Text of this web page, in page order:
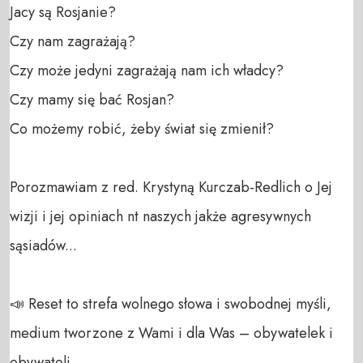
Jacy są Rosjanie?
Czy nam zagrażają?
Czy może jedyni zagrażają nam ich władcy?
Czy mamy się bać Rosjan?
Co możemy robić, żeby świat się zmienił?
Porozmawiam z red. Krystyną Kurczab-Redlich o Jej
wizji i jej opiniach nt naszych jakże agresywnych
sąsiadów...
📣 Reset to strefa wolnego słowa i swobodnej myśli,
medium tworzone z Wami i dla Was – obywatelek i